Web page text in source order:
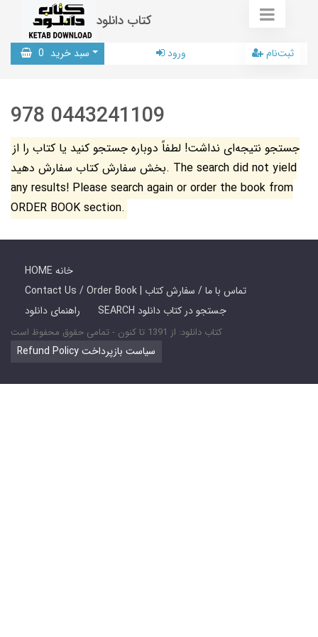
کتاب دانلود
سبد خرید 0 ورود ثبت‌نام
978 0443241109
جستجو نتیجه‌ای نداشت! لطفاً دوباره جستجو کنید یا کتاب را از
بخش سفارش کتاب سفارش دهید. The search did not yield
any results! Please search again or order the book from
ORDER BOOK section.
HOME خانه
Contact Us / Order Book | تماس با ما / سفارش کتاب
راهنمای دانلود
SEARCH جستجو در کتاب دانلود
کتاب دانلود: از 1391 تا کنون - تمامی حقوق محفوظ است
Refund Policy سیاست بازپرداخت